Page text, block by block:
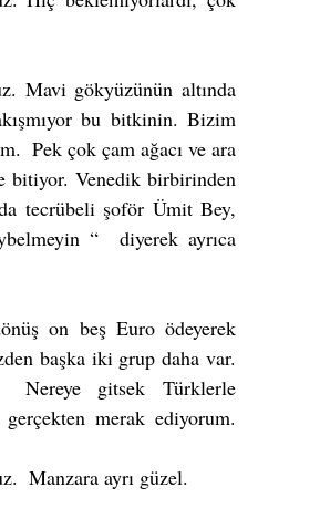
Mavi gökyüzünün altında
bu bitkinin. Bizim
Pek çok çam ağacı ve ara
bitiyor. Venedik birbirinden
tecrübeli şoför Ümit Bey,
“  diyerek ayrıca
başka iki grup daha var.
Nereye gitsek Türklerle
merak ediyorum.
Manzara ayrı güzel.